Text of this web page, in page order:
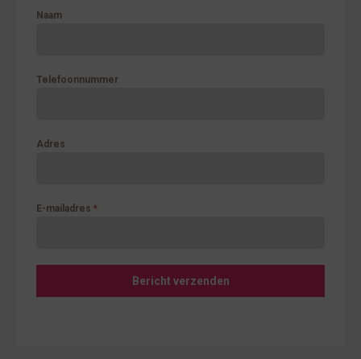
Naam
Telefoonnummer
Adres
E-mailadres *
Bericht verzenden